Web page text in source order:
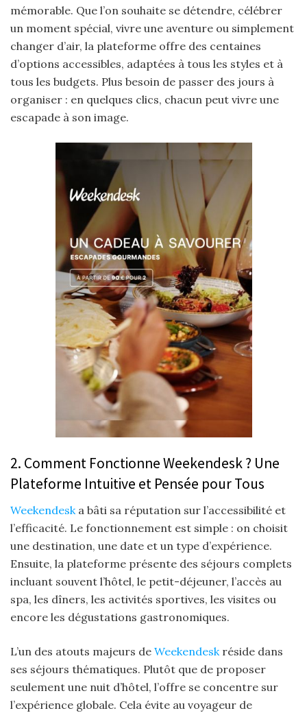
mémorable. Que l’on souhaite se détendre, célébrer
un moment spécial, vivre une aventure ou simplement
changer d’air, la plateforme offre des centaines
d’options accessibles, adaptées à tous les styles et à
tous les budgets. Plus besoin de passer des jours à
organiser : en quelques clics, chacun peut vivre une
escapade à son image.
2. Comment Fonctionne Weekendesk ? Une
Plateforme Intuitive et Pensée pour Tous
Weekendeska bâti sa réputation sur l’accessibilité et
l’efficacité. Le fonctionnement est simple : on choisit
une destination, une date et un type d’expérience.
Ensuite, la plateforme présente des séjours complets
incluant souvent l’hôtel, le petit-déjeuner, l’accès au
spa, les dîners, les activités sportives, les visites ou
encore les dégustations gastronomiques.
L’un des atouts majeurs de Weekendeskréside dans
ses séjours thématiques. Plutôt que de proposer
seulement une nuit d’hôtel, l’offre se concentre sur
l’expérience globale. Cela évite au voyageur de